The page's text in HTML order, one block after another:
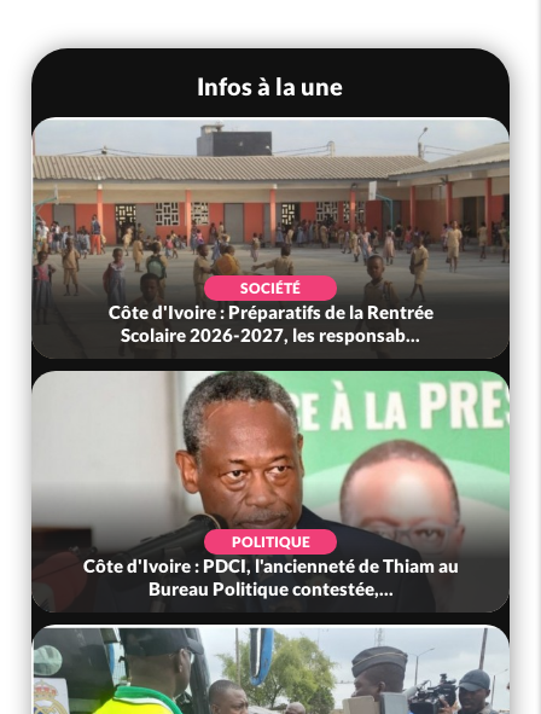
Infos à la une
SOCIÉTÉ
Côte d'Ivoire : Préparatifs de la Rentrée
Scolaire 2026-2027, les responsab...
POLITIQUE
Côte d'Ivoire : PDCI, l'ancienneté de Thiam au
Bureau Politique contestée,...